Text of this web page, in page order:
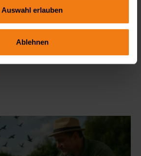
Auswahl erlauben
Ablehnen
FAQ zu Sicht- & Windschutz
Seitenmarkise wirklich? Welche Höhe
erfährst du alles, was du vor dem Kauf